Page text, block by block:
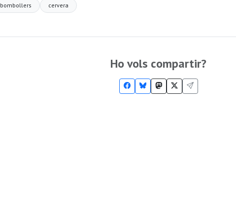
bombollers cervera
Ho vols compartir?